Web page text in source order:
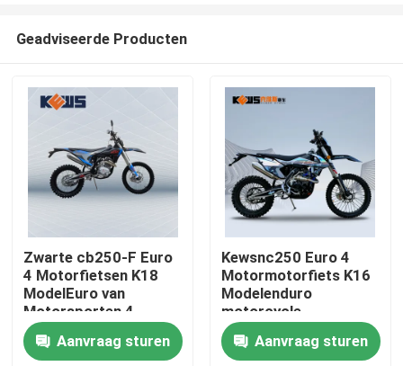
Huis
Producten
Geadviseerde Producten
Zwarte cb250-F Euro
4 Motorfietsen K18
ModelEuro van
Motorsporten 4
Fietsen
Aanvraag sturen
Kewsnc250 Euro 4
Motormotorfiets K16
Modelenduro
motorcycle
Aanvraag sturen